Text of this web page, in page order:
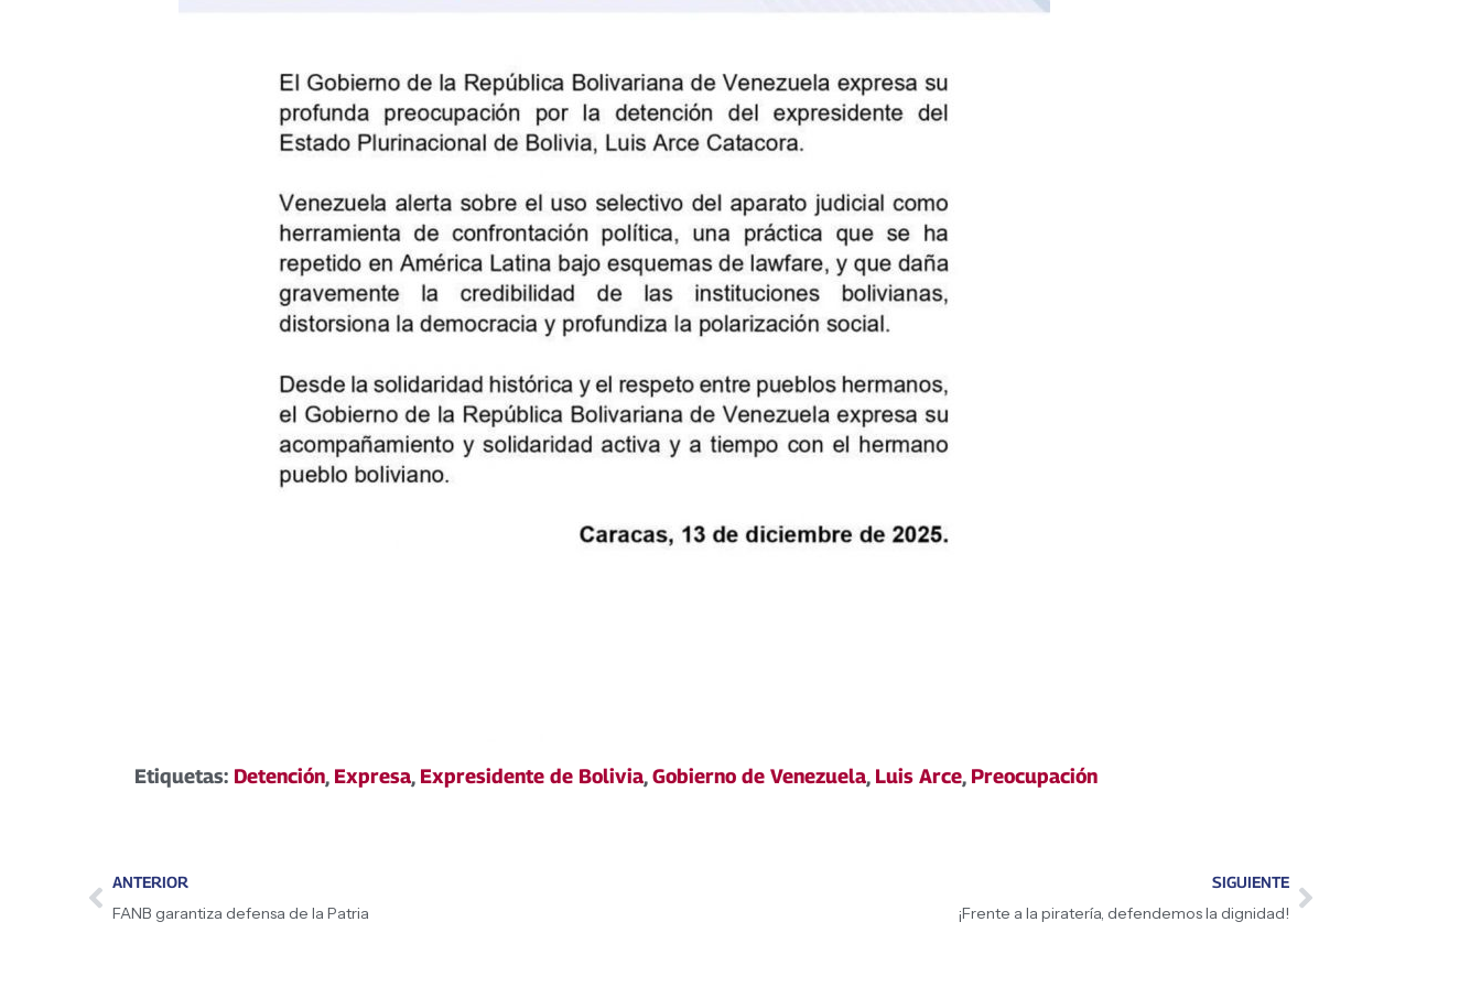
Etiquetas: Detención, Expresa, Expresidente de Bolivia,Gobierno de Venezuela, Luis Arce, Preocupación
ANTERIOR
FANB garantiza defensa de la Patria
SIGUIENTE
¡Frente a la piratería, defendemos la dignidad!